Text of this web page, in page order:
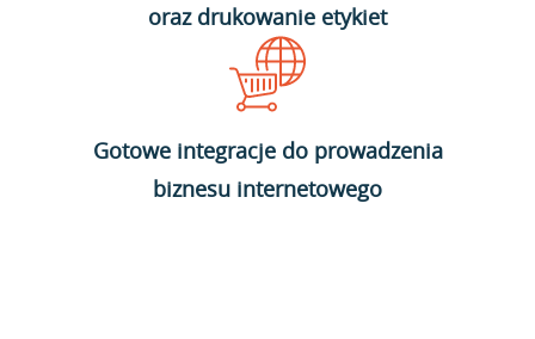
oraz drukowanie etykiet
Gotowe integracje do prowadzenia
biznesu internetowego